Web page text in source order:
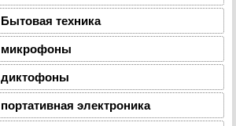
Бытовая техника
микрофоны
диктофоны
портативная электроника